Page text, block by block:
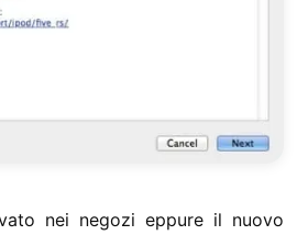
nei negozi eppure il nuovo